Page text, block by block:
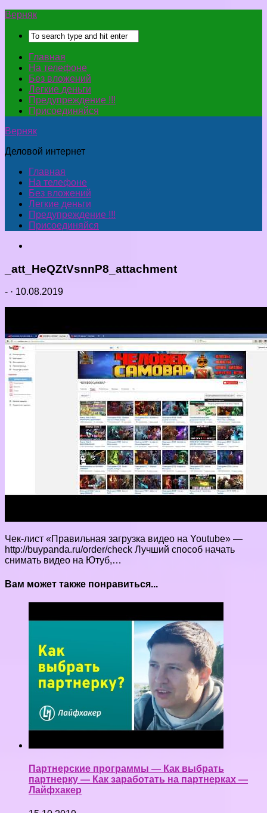
Верняк
Главная
На телефоне
Без вложений
Легкие деньги
Предупреждение !!!
Присоединяйся
Верняк
Деловой интернет
Главная
На телефоне
Без вложений
Легкие деньги
Предупреждение !!!
Присоединяйся
_att_HeQZtVsnnP8_attachment
- · 10.08.2019
Чек-лист «Правильная загрузка видео на Youtube» —
http://buypanda.ru/order/check Лучший способ начать
снимать видео на Ютуб,…
Вам может также понравиться...
Партнерские программы — Как выбрать
партнерку — Как заработать на партнерках —
Лайфхакер